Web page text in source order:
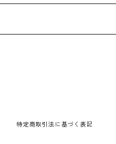
特定商取引法に基づく表記